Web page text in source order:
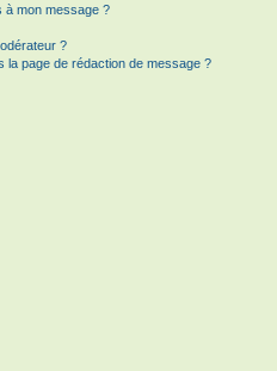
à mon message ?
?
la page de rédaction de message ?